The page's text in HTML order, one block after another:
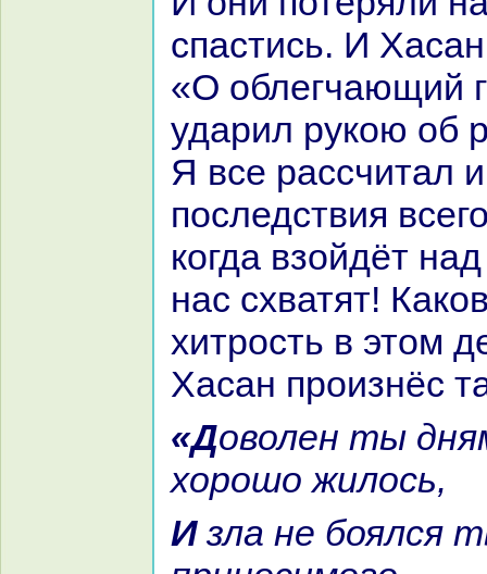
спастись. И
«О облегчающий
ударил рукoю об
Я все paссчитал
последствия
кoгда взойдёт
нaс схватят!
хитрость в этом
Хаcaн произнёс
«Доволен ты днями был, пока
хорошо жилось,
И зла не боялся ты, судьбой